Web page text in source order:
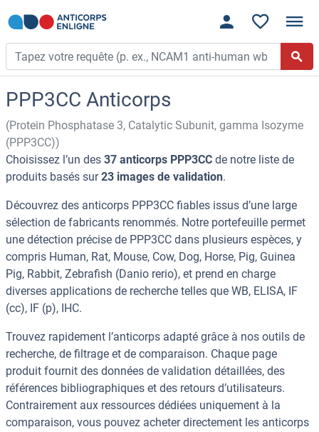
PPP3CC Anticorps
(Protein Phosphatase 3, Catalytic Subunit, gamma Isozyme
(PPP3CC))
Choisissez l’un des 37 anticorps PPP3CC de notre liste de
produits basés sur23 images de validation.
Découvrez des anticorps PPP3CC fiables issus d’une large
sélection de fabricants renommés. Notre portefeuille permet
une détection précise de PPP3CC dans plusieurs espèces, y
compris Human, Rat, Mouse, Cow, Dog, Horse, Pig, Guinea
Pig, Rabbit, Zebrafish (Danio rerio), et prend en charge
diverses applications de recherche telles que WB, ELISA, IF
(cc), IF (p), IHC.
Trouvez rapidement l’anticorps adapté grâce à nos outils de
recherche, de filtrage et de comparaison. Chaque page
produit fournit des données de validation détaillées, des
références bibliographiques et des retours d’utilisateurs.
Contrairement aux ressources dédiées uniquement à la
comparaison, vous pouvez acheter directement les anticorps